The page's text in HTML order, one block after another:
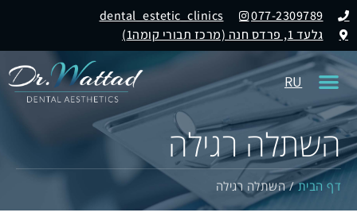
077-2309789
dental_estetic_clinics
גלעד 1, פרדס חנה (מרכז תבורי קומה1)
RU
השתלה רגילה
דף הבית/השתלה רגילה